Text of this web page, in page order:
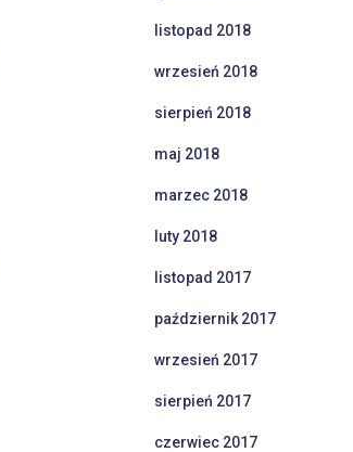
listopad 2018
wrzesień 2018
sierpień 2018
maj 2018
marzec 2018
luty 2018
listopad 2017
październik 2017
wrzesień 2017
sierpień 2017
czerwiec 2017